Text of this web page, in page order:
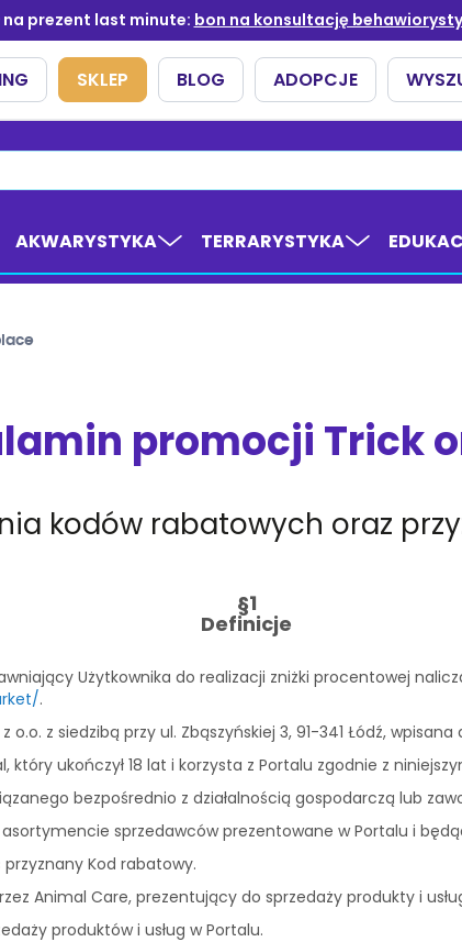
AKWARYSTYKA TERRARYSTYKA
promocji Trick
kodów rabatowych oraz
§1
Definicje
Użytkownika do realizacji zniżki procentowej
.
o.o. z siedzibą przy ul. Zbąszyńskiej 3, 91-341 Łódź,
który ukończył 18 lat i korzysta z Portalu zgodnie z
bezpośrednio z działalnością gospodarczą lub
sprzedawców prezentowane w Portalu i
Kod rabatowy.
Animal Care, prezentujący do sprzedaży produkty i
produktów i usług w Portalu.